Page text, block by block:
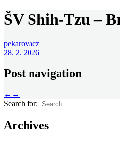
ŠV Shih-Tzu –
pekarovacz
28. 2. 2026
Post navigation
← →
Search for:
Archives